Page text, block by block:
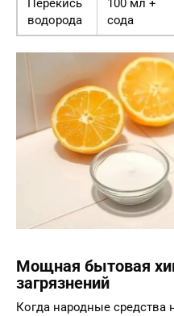
Перекись
водорода
100 мл +
сода
Мощная бытовая
загрязнений
Когда народные средства